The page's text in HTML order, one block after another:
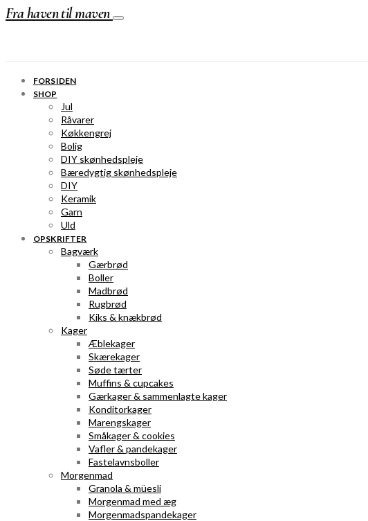
Fra haven til maven
FORSIDEN
SHOP
Jul
Råvarer
Køkkengrej
Bolig
DIY skønhedspleje
Bæredygtig skønhedspleje
DIY
Keramik
Garn
Uld
OPSKRIFTER
Bagværk
Gærbrød
Boller
Madbrød
Rugbrød
Kiks & knækbrød
Kager
Æblekager
Skærekager
Søde tærter
Muffins & cupcakes
Gærkager & sammenlagte kager
Konditorkager
Marengskager
Småkager & cookies
Vafler & pandekager
Fastelavnsboller
Morgenmad
Granola & müesli
Morgenmad med æg
Morgenmadspandekager